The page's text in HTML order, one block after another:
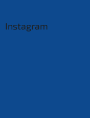
Instagram